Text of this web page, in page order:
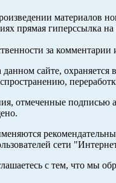
материалов
прямая гиперссылка
за
сайте,
отмеченные подписью
сети
с тем, что мы